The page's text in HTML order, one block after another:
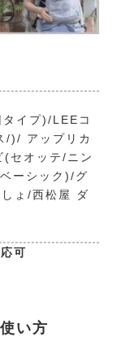
イプ)/LEEコ
/)/ アップリカ
セオッテ/ニン
ーシック)/グ
ょ/西松屋 ダ
可
い方